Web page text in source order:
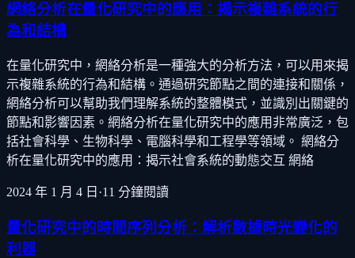
網絡分析在量化研究中的應用：揭示複雜系統的行
為和結構
在量化研究中，網絡分析是一種強大的分析方法，可以用來揭
示複雜系統的行為和結構。通過研究節點之間的連接和關係，
網絡分析可以幫助我們理解系統的整體模式，並識別出關鍵的
節點和影響因素。網絡分析在量化研究中的應用非常廣泛，包
括社會科學、生物科學、電腦科學和工程學等領域。 網絡分
析在量化研究中的應用：揭示社會系統的動態交互 網絡
2024 年 1 月 4 日 ·11 分鐘閱讀
量化研究中的時間序列分析：解析數據時光變化的
利器